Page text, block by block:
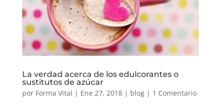
La verdad acerca de los edulcorantes o
sustitutos de azúcar
por Forma Vital | Ene 27, 2018| blog| 1 Comentario